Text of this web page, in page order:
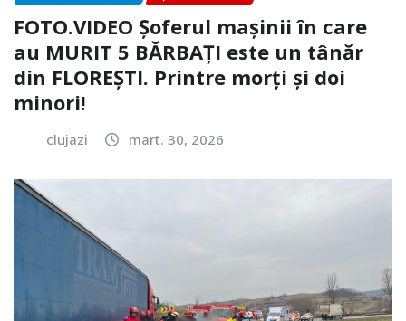
FOTO.VIDEO Șoferul mașinii în care
au MURIT 5 BĂRBAȚI este un tânăr
din FLOREȘTI. Printre morți și doi
minori!
clujazi mart. 30, 2026